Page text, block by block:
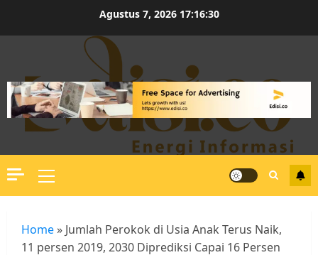
Agustus 7, 2026 17:16:31
Primary
Menu
Home » Jumlah Perokok di Usia Anak Terus Naik,
11 persen 2019, 2030 Diprediksi Capai 16 Persen